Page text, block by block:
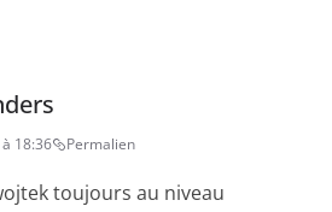
18:36 Permalien
toujours au niveau